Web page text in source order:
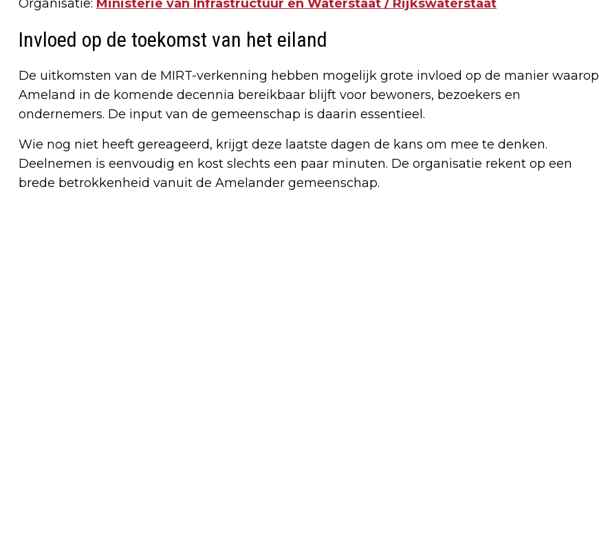
Organisatie: Ministerie van Infrastructuur en Waterstaat / Rijkswaterstaat
Invloed op de toekomst van het eiland
De uitkomsten van de MIRT-verkenning hebben mogelijk grote invloed op de manier waarop
Ameland in de komende decennia bereikbaar blijft voor bewoners, bezoekers en
ondernemers. De input van de gemeenschap is daarin essentieel.
Wie nog niet heeft gereageerd, krijgt deze laatste dagen de kans om mee te denken.
Deelnemen is eenvoudig en kost slechts een paar minuten. De organisatie rekent op een
brede betrokkenheid vanuit de Amelander gemeenschap.